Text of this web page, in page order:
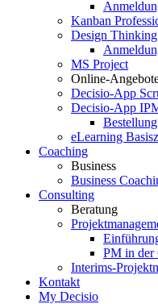
Kanban
Design Thinking
MS Project
Online-
Decisio-App
Decisio-App
eLearning
Coaching
Business
Business
Consulting
Beratung
PM in der
Interims-
Kontakt
My Decisio